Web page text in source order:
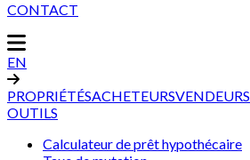
CONTACT
EN
PROPRIÉTÉSACHETEURSVENDEURS
OUTILS
Calculateur de prêt hypothécaire